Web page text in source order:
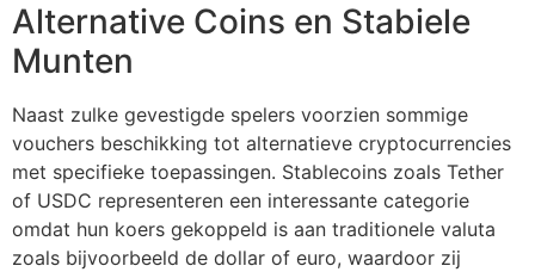
Alternative Coins en Stabiele
Munten
Naast zulke gevestigde spelers voorzien sommige
vouchers beschikking tot alternatieve cryptocurrencies
met specifieke toepassingen. Stablecoins zoals Tether
of USDC representeren een interessante categorie
omdat hun koers gekoppeld is aan traditionele valuta
zoals bijvoorbeeld de dollar of euro, waardoor zij